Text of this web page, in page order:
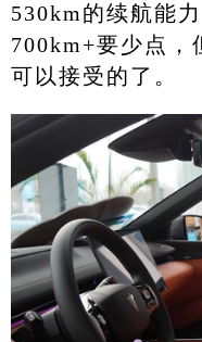
530km的续航能
700km+要少点，
可以接受的了。